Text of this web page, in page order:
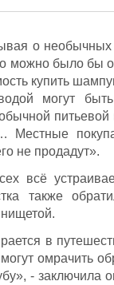
о необычных
можно было бы
купить
могут
Местные
не продадут».
всё
также
в
омрачить
-